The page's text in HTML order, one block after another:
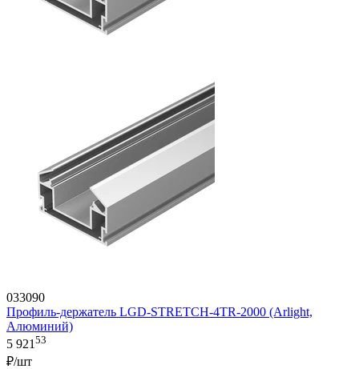
033090
Профиль-держатель LGD-STRETCH-4TR-2000 (Arlight,
Алюминий)
5 92153
₽/шт